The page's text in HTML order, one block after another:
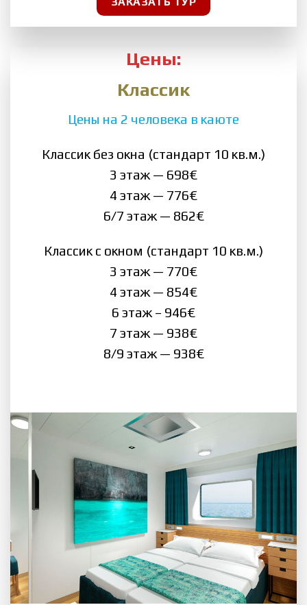
Цены:
Классик
Цены на 2 человека в каюте
Классик без окна (стандарт 10 кв.м.)
3 этаж — 698€
4 этаж — 776€
6/7 этаж — 862€
Классик с окном (стандарт 10 кв.м.)
3 этаж — 770€
4 этаж — 854€
6 этаж – 946€
7 этаж — 938€
8/9 этаж — 938€